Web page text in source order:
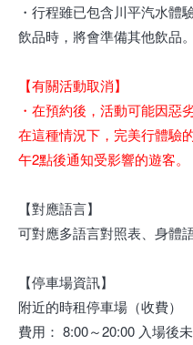
・行程雖已包含川平汽水體
飲品時，將會準備其他飲品。
【有關活動取消】
・在預約後，活動可能因惡
在這種情況下，完美行體驗
午2點後通知受影響的遊客。
【對應語言】
可對應多語言對照表、身體
【停車場資訊】
附近的時租停車場（收費）
費用： 8:00～20:00 入場後